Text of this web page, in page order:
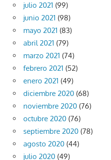
julio 2021 (99)
junio 2021 (98)
mayo 2021 (83)
abril 2021 (79)
marzo 2021 (74)
febrero 2021 (52)
enero 2021 (49)
diciembre 2020 (68)
noviembre 2020 (76)
octubre 2020 (76)
septiembre 2020 (78)
agosto 2020 (44)
julio 2020 (49)